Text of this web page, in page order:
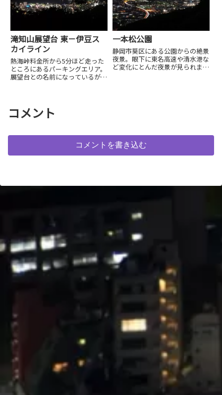
滝知山展望台 東－伊豆ス
カイライン
熱海峠料金所から5分ほど走った
ところにあるパーキングエリア。
展望台との名前になっているが駐
一本松公園
静岡市葵区にある公園からの絶景
夜景。眼下に東名高速や清水港な
ど変化にとんだ夜景が見られま
コメント
コメントを書き込む